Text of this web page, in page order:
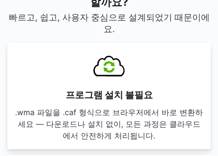
빠르고, 쉽고, 사용자 중심으로 설계되었기 때문이에
요.
프로그램 설치 불필요
.wma 파일을 .caf 형식으로 브라우저에서 바로 변환하
세요 — 다운로드나 설치 없이, 모든 과정은 클라우드
에서 안전하게 처리됩니다.